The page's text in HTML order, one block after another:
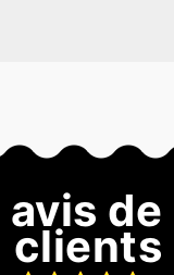
avis
clients